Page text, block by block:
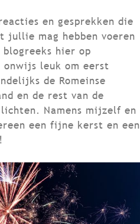
en gesprekken die
mag hebben voeren
hier op
onwijs leuk om eerst
de Romeinse
en de rest van de
Namens mijzelf en
een fijne kerst en een